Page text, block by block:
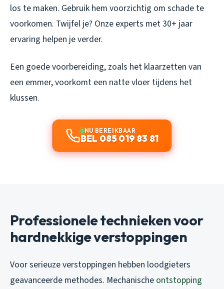
los te maken. Gebruik hem voorzichtig om schade te
voorkomen. Twijfel je? Onze experts met 30+ jaar
ervaring helpen je verder.
Een goede voorbereiding, zoals het klaarzetten van
een emmer, voorkomt een natte vloer tijdens het
klussen.
NU BEREIKBAAR
BEL 085 019 83 81
Professionele technieken voor
hardnekkige verstoppingen
Voor serieuze verstoppingen hebben loodgieters
geavanceerde methodes. Mechanische ontstopping